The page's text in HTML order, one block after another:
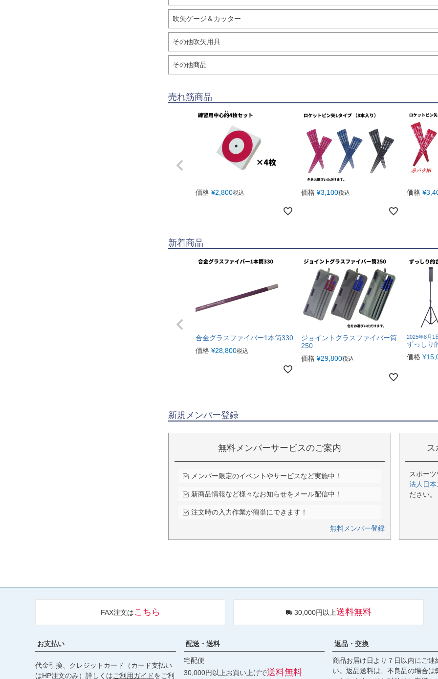
吹矢ゲージ＆カッター
その他吹矢用具
その他商品
売れ筋商品
価格 ¥2,800税込 価格 ¥3,100税込 価格 ¥
新着商品
合金グラスファイバー1本筒330
価格 ¥28,800税込
ジョイントグラスファイバー筒
250
価格 ¥29,800税込
2025年8月1
ずっしり
価格 ¥
新規メンバー登録
無料メンバーサービスのご案内
メンバー限定のイベントやサービスなど実施中！
新商品情報など様々なお知らせをメール配信中！
注文時の入力作業が簡単にできます！
無料メンバー登録
ス
スポー
法人日
ださい
FAX注文はこちら 30,000円以上送料無料
お支払い
代金引換、クレジットカード（カード支払い
はHP注文のみ）詳しくはご利用ガイドをご利
配送・送料
宅配便
30,000円以上お買い上げで送料無料
返品・交換
商品お届け日より７日以内にご連
い。返品送料は、不良品の場合は